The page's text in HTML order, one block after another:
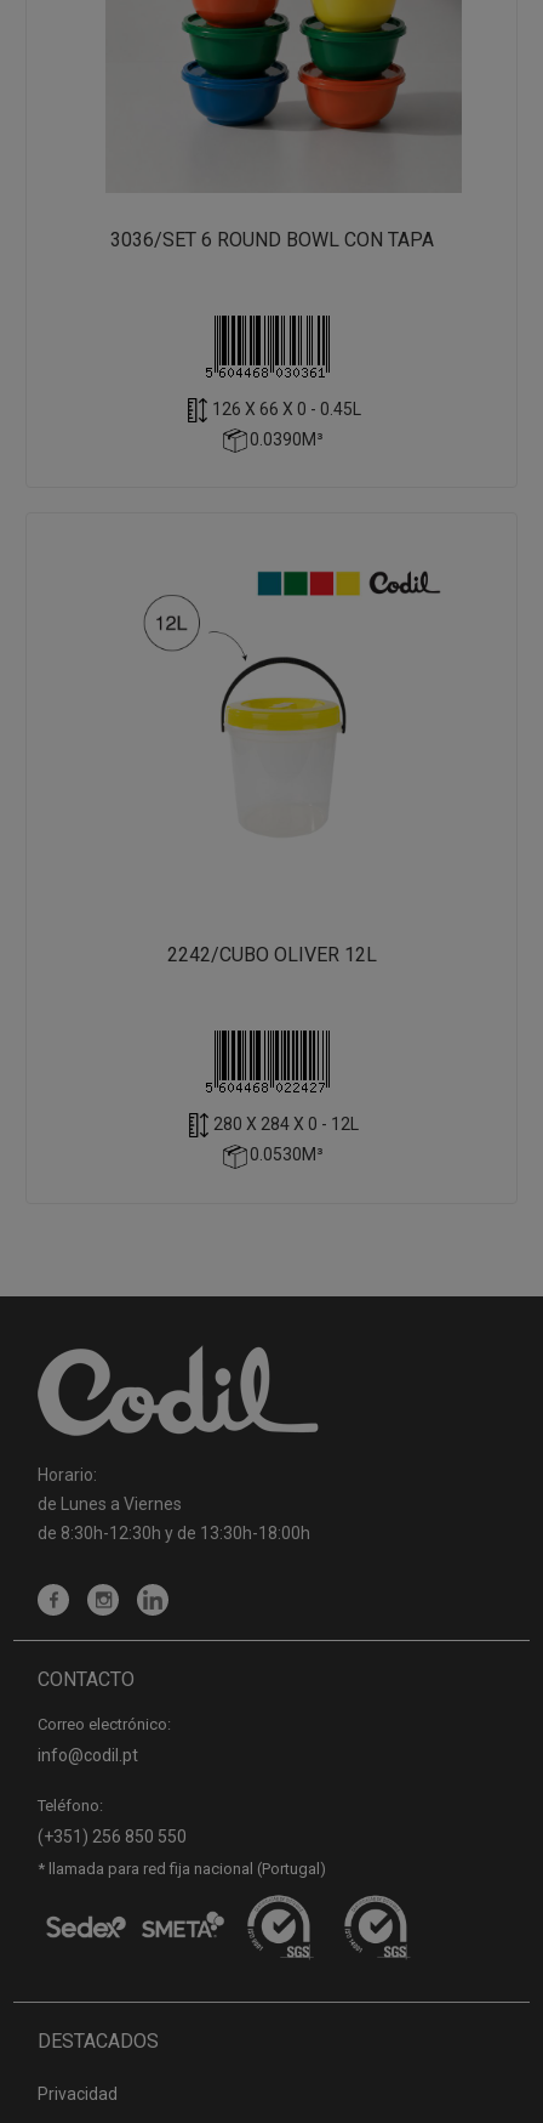
3036/SET 6 ROUND BOWL CON TAPA
126 X 66 X 0 - 0.45L
0.0390M³
2242/CUBO OLIVER 12L
280 X 284 X 0 - 12L
0.0530M³
Horario:
de Lunes a Viernes
de 8:30h-12:30h y de 13:30h-18:00h
CONTACTO
Correo electrónico:
info@codil.pt
Teléfono:
(+351) 256 850 550
* llamada para red fija nacional (Portugal)
DESTACADOS
Privacidad